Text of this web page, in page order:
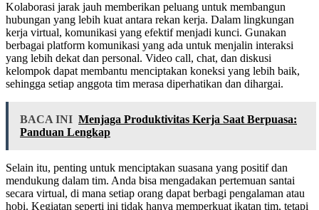
Kolaborasi jarak jauh memberikan peluang untuk membangun
hubungan yang lebih kuat antara rekan kerja. Dalam lingkungan
kerja virtual, komunikasi yang efektif menjadi kunci. Gunakan
berbagai platform komunikasi yang ada untuk menjalin interaksi
yang lebih dekat dan personal. Video call, chat, dan diskusi
kelompok dapat membantu menciptakan koneksi yang lebih baik,
sehingga setiap anggota tim merasa diperhatikan dan dihargai.
BACA INI Menjaga Produktivitas Kerja Saat Berpuasa:
Panduan Lengkap
Selain itu, penting untuk menciptakan suasana yang positif dan
mendukung dalam tim. Anda bisa mengadakan pertemuan santai
secara virtual, di mana setiap orang dapat berbagi pengalaman atau
hobi. Kegiatan seperti ini tidak hanya memperkuat ikatan tim, tetapi